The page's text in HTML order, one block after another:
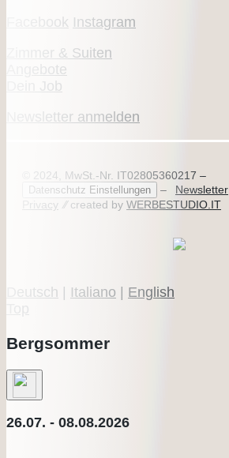
Facebook Instagram
Zimmer & Suiten
Angebote
Dein Job
Newsletter anmelden
© 2024, MwSt.-Nr. IT02805360217 –
Datenschutz Einstellungen – Newsletter
Privacy ⁄⁄ created by WERBESTUDIO.IT
Deutsch | Italiano | English
Bergsommer
26.07. - 08.08.2026